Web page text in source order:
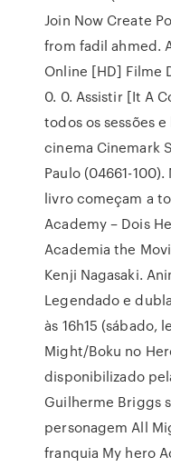
Join Now Create
from fadil ahmed.
Online [HD] Filme
0. 0. Assistir [It A
todos os sessões
cinema Cinemark
Paulo (04661-
livro começam a
Academy – Dois
Academia the
Kenji Nagasaki.
Legendado e
às 16h15 (sábado,
Might/Boku no
disponibilizado
Guilherme Briggs
personagem All
franquia My hero